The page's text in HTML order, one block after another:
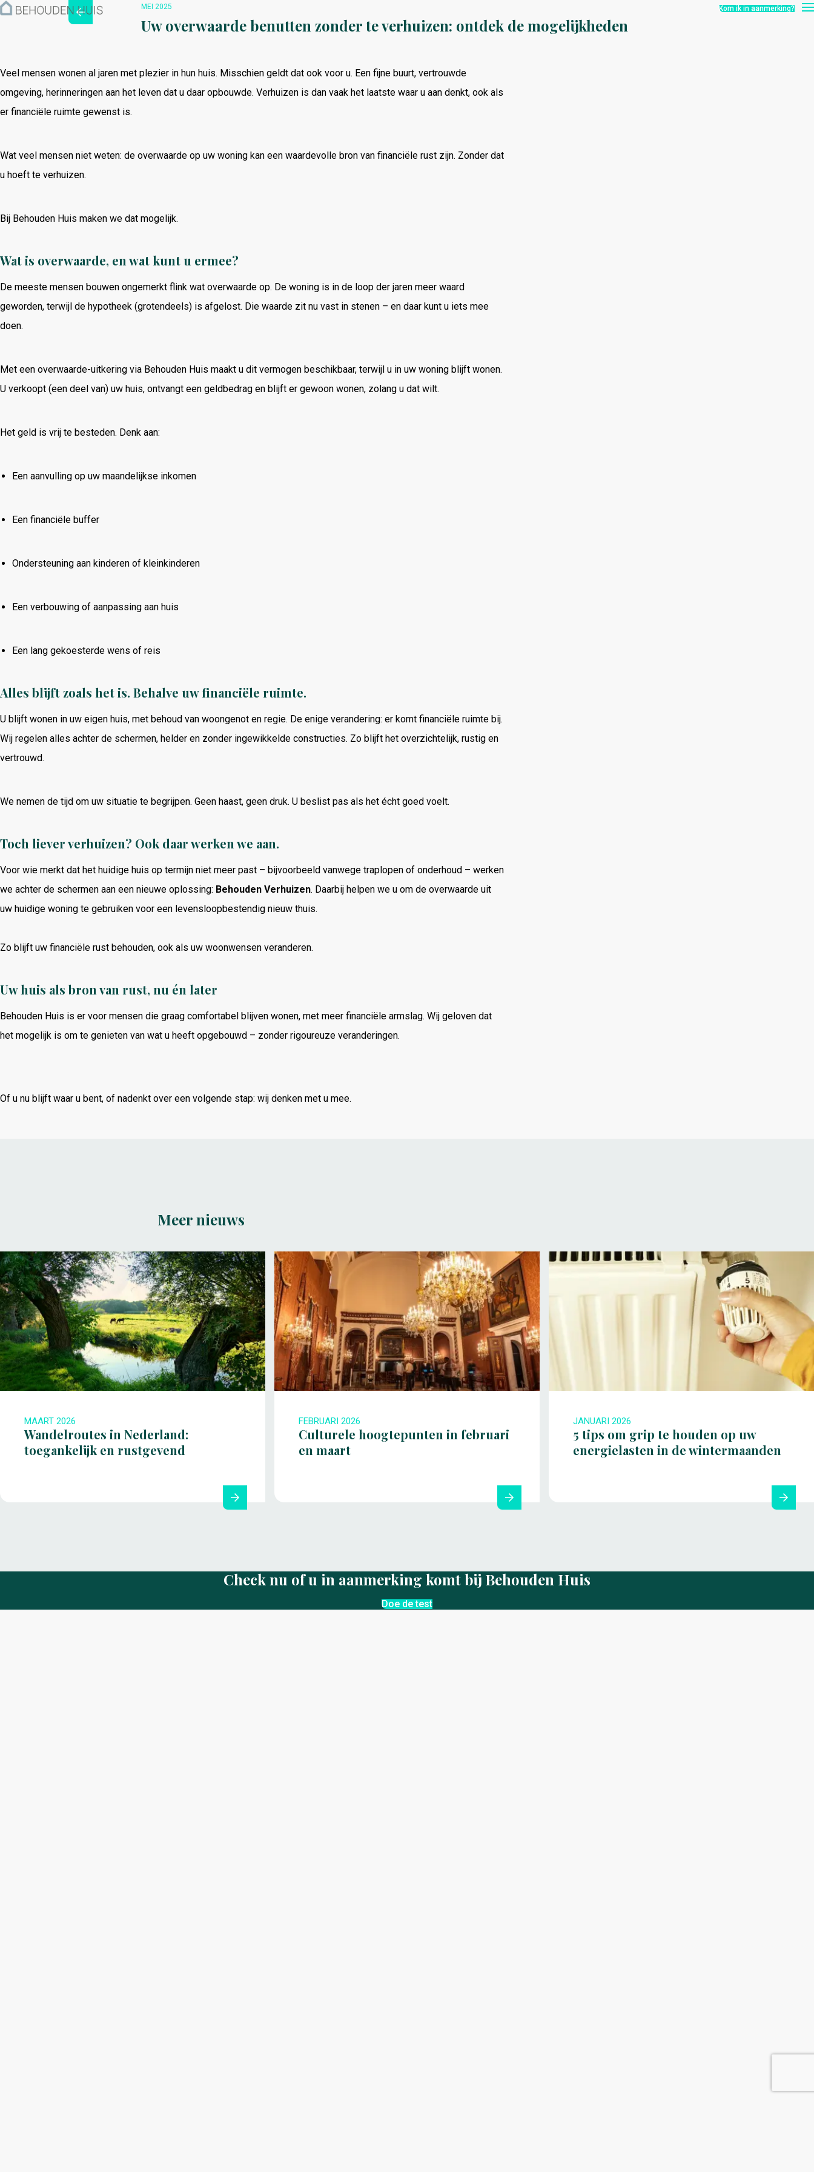
Hoe werkt het?
Kom ik in aanmerking?
MEI 2025
Uw overwaarde benutten zonder te verhuizen: ontdek de mogelijkheden
Veel mensen wonen al jaren met plezier in hun huis. Misschien geldt dat ook voor u. Een fijne buurt, vertrouwde
omgeving, herinneringen aan het leven dat u daar opbouwde. Verhuizen is dan vaak het laatste waar u aan denkt, ook als
er financiële ruimte gewenst is.
Wat veel mensen niet weten: de overwaarde op uw woning kan een waardevolle bron van financiële rust zijn. Zonder dat
u hoeft te verhuizen.
Bij Behouden Huis maken we dat mogelijk.
Watis overwaarde, en watkuntu ermee?
De meeste mensen bouwen ongemerkt flink wat overwaarde op. De woning is in de loop der jaren meer waard
geworden, terwijl de hypotheek (grotendeels) is afgelost. Die waarde zit nu vast in stenen – en daar kunt u iets mee
doen.
Met een overwaarde-uitkering via Behouden Huis maakt u dit vermogen beschikbaar, terwijl u in uw woning blijft wonen.
U verkoopt (een deel van) uw huis, ontvangt een geldbedrag en blijft er gewoon wonen, zolang u dat wilt.
Het geld is vrij te besteden. Denk aan:
Een aanvulling op uw maandelijkse inkomen
Een financiële buffer
Ondersteuning aan kinderen of kleinkinderen
Een verbouwing of aanpassing aan huis
Een lang gekoesterde wens of reis
Allesblijft zoals hetis. Behalve uwfinanciële ruimte.
U blijft wonen in uw eigen huis, met behoud van woongenot en regie. De enige verandering: er komt financiële ruimte bij.
Wij regelen alles achter de schermen, helder en zonder ingewikkelde constructies. Zo blijft het overzichtelijk, rustig en
vertrouwd.
We nemen de tijd om uw situatie te begrijpen. Geen haast, geen druk. U beslist pas als het écht goed voelt.
Toch lieververhuizen? Ook daarwerken we aan.
Voor wie merkt dat het huidige huis op termijn niet meer past – bijvoorbeeld vanwege traplopen of onderhoud – werken
we achter de schermen aan een nieuwe oplossing: Behouden Verhuizen. Daarbij helpen we u om de overwaarde uit
uw huidige woning te gebruiken voor een levensloopbestendig nieuw thuis.
Zo blijft uw financiële rust behouden, ook als uw woonwensen veranderen.
Uwhuis alsbron van rust, nu én later
Behouden Huis is er voor mensen die graag comfortabel blijven wonen, met meer financiële armslag. Wij geloven dat
het mogelijk is om te genieten van wat u heeft opgebouwd – zonder rigoureuze veranderingen.
Of u nu blijft waar u bent, of nadenkt over een volgende stap: wij denken met u mee.
Meer nieuws
MAART 2026
Wandelroutes in Nederland:
toegankelijk en rustgevend
FEBRUARI 2026
Culturele hoogtepunten in februari
en maart
JANUARI 2026
5 tips om grip te houden op uw
energielasten in de wintermaanden
Check nu of u in aanmerking komt bij Behouden Huis
Doe de test